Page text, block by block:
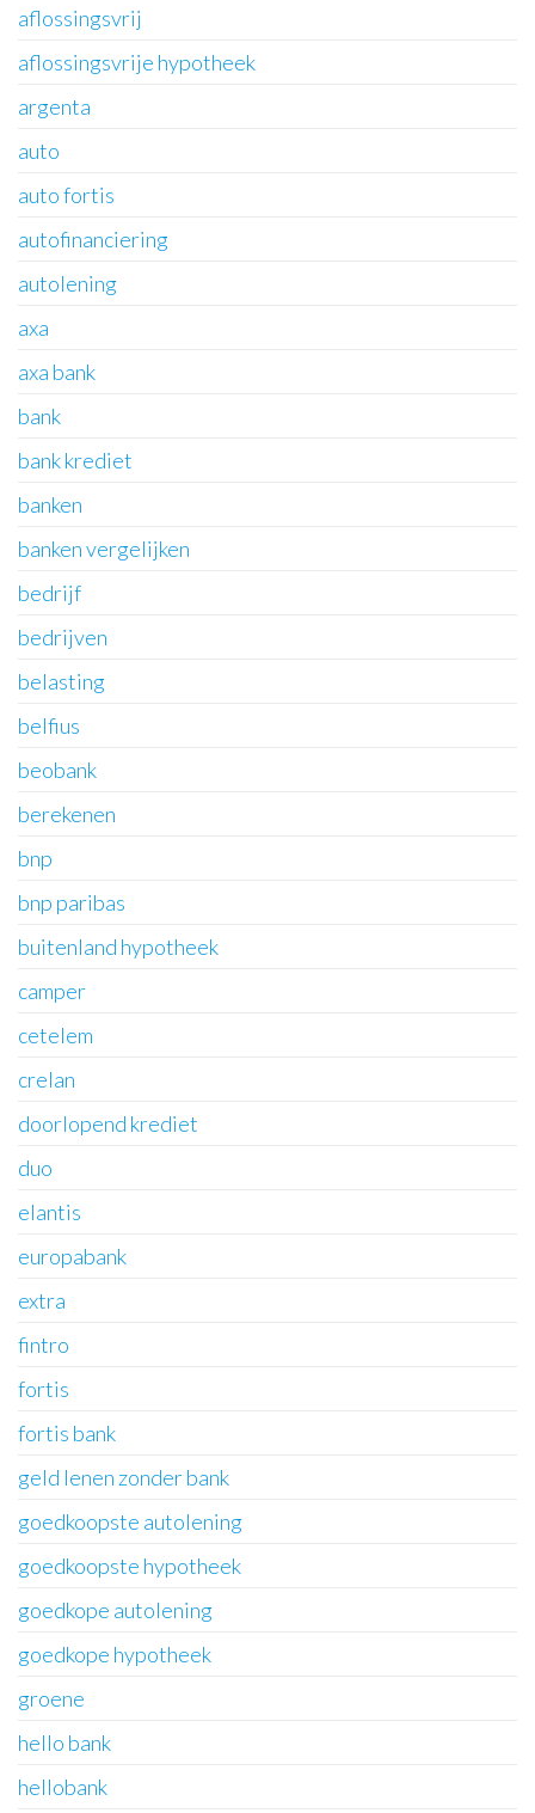
aflossingsvrij
aflossingsvrije hypotheek
argenta
auto
auto fortis
autofinanciering
autolening
axa
axa bank
bank
bank krediet
banken
banken vergelijken
bedrijf
bedrijven
belasting
belfius
beobank
berekenen
bnp
bnp paribas
buitenland hypotheek
camper
cetelem
crelan
doorlopend krediet
duo
elantis
europabank
extra
fintro
fortis
fortis bank
geld lenen zonder bank
goedkoopste autolening
goedkoopste hypotheek
goedkope autolening
goedkope hypotheek
groene
hello bank
hellobank